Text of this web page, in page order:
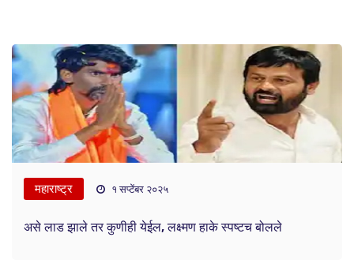
महाराष्ट्र १ सप्टेंबर २०२५
असे लाड झाले तर कुणीही येईल, लक्ष्मण हाके स्पष्टच बोलले